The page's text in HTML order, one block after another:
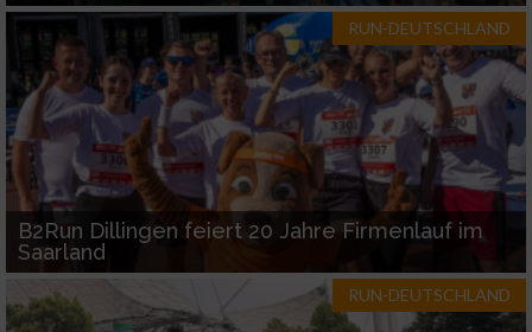
RUN-DEUTSCHLAND
B2Run Dillingen feiert 20 Jahre Firmenlauf im
Saarland
RUN-DEUTSCHLAND